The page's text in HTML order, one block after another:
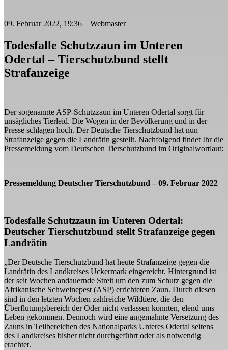
09. Februar 2022, 19:36 Webmaster
Todesfalle Schutzzaun im Unteren
Odertal – Tierschutzbund stellt
Strafanzeige
Der sogenannte ASP-Schutzzaun im Unteren Odertal sorgt für
unsägliches Tierleid. Die Wogen in der Bevölkerung und in der
Presse schlagen hoch. Der Deutsche Tierschutzbund hat nun
Strafanzeige gegen die Landrätin gestellt. Nachfolgend findet Ihr die
Pressemeldung vom Deutschen Tierschutzbund im Originalwortlaut:
Pressemeldung Deutscher Tierschutzbund – 09. Februar 2022
Todesfalle Schutzzaun im Unteren Odertal:
Deutscher Tierschutzbund stellt Strafanzeige gegen
Landrätin
„Der Deutsche Tierschutzbund hat heute Strafanzeige gegen die
Landrätin des Landkreises Uckermark eingereicht. Hintergrund ist
der seit Wochen andauernde Streit um den zum Schutz gegen die
Afrikanische Schweinepest (ASP) errichteten Zaun. Durch diesen
sind in den letzten Wochen zahlreiche Wildtiere, die den
Überflutungsbereich der Oder nicht verlassen konnten, elend ums
Leben gekommen. Dennoch wird eine angemahnte Versetzung des
Zauns in Teilbereichen des Nationalparks Unteres Odertal seitens
des Landkreises bisher nicht durchgeführt oder als notwendig
erachtet.